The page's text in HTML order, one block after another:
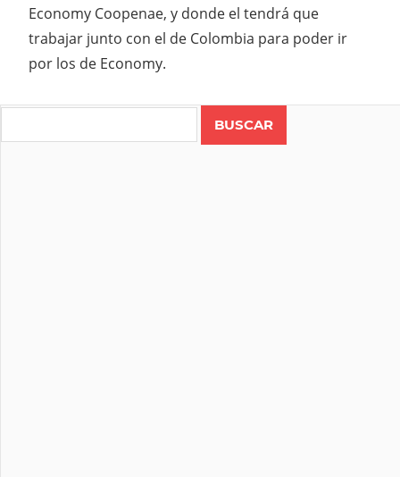
Economy Coopenae, y donde el tendrá que
trabajar junto con el de Colombia para poder ir
por los de Economy.